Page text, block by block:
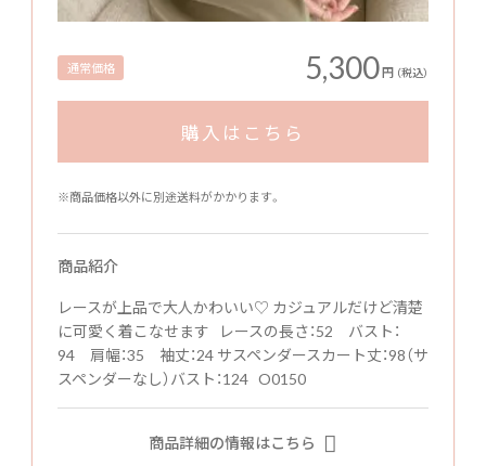
通常価格 5,300円 （税込）
購入はこちら
※商品価格以外に別途送料がかかります。
商品紹介
レースが上品で大人かわいい♡ カジュアルだけど清楚
に可愛く着こなせます レースの長さ：52 バスト：
94 肩幅：35 袖丈：24 サスペンダースカート丈：98（サ
スペンダーなし）バスト：124 O0150
商品詳細の情報はこちら